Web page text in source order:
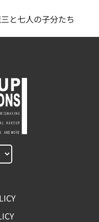
と七人の子分たち